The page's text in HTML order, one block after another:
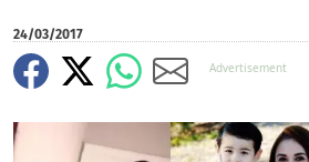
24/03/2017